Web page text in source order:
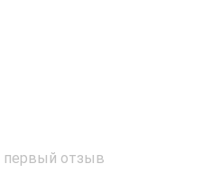
первый отзыв